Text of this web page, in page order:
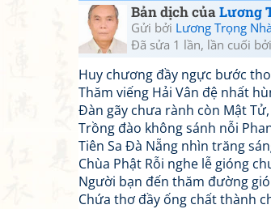
Bản dịch củaLương
Gửi bởi Lương Trọng
Đã sửa 1 lần, lần cuối bởi
Huy chương đầy ngực bước
Thăm viếng Hải Vân đệ nhất
Đàn gãy chưa rành còn Mật Tử,
Trồng đào không sánh nỗi
Tiên Sa Đà Nẵng nhìn trăng
Chùa Phật Rỗi nghe lễ gióng
Người bạn đến thăm đường
Chứa thơ đầy ống chất thành